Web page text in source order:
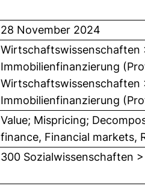
28 November 2024
Immobilienfinanzierung
Wirtschaftswissenschaften
Immobilienfinanzierung
Value; Mispricing;
finance, Financial markets,
300 Sozialwissenschaften